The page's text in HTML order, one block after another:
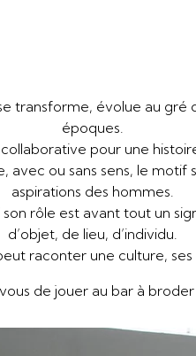
transforme, évolue au gré
époques.
pour une
avec ou sans sens, le motif
aspirations des hommes.
rôle est avant tout un
d’objet, de lieu, d’individu.
raconter une culture,
de jouer au bar à broder